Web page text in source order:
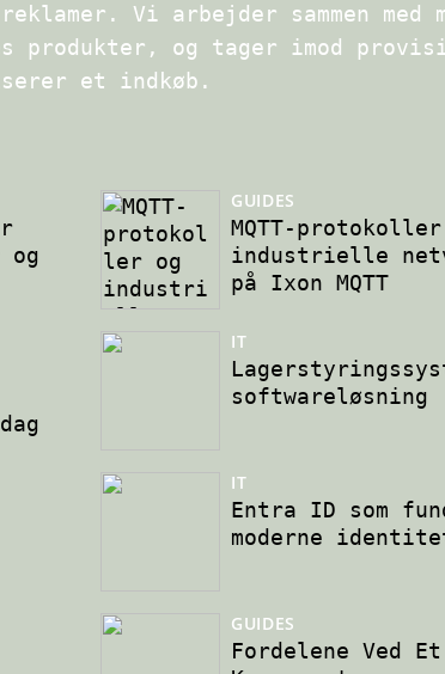
Vi arbejder sammen med
og tager imod
et indkøb.
og
GUIDES
MQTT-
industrielle
på Ixon MQTT
IT
softwareløsning
IT
Entra ID som
moderne
GUIDES
Fordelene Ved